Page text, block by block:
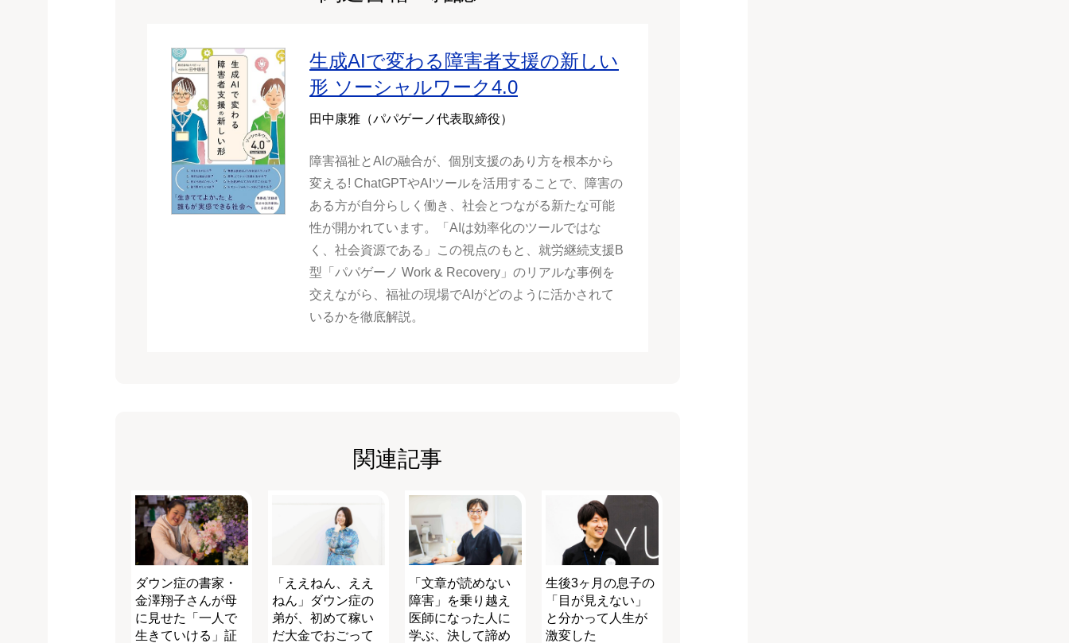
生成AIで変わる障害者支援の新しい
形 ソーシャルワーク4.0
田中康雅（パパゲーノ代表取締役）
障害福祉とAIの融合が、個別支援のあり方を根本から
変える! ChatGPTやAIツールを活用することで、障害の
ある方が自分らしく働き、社会とつながる新たな可能
性が開かれています。「AIは効率化のツールではな
く、社会資源である」この視点のもと、就労継続支援B
型「パパゲーノ Work & Recovery」のリアルな事例を
交えながら、福祉の現場でAIがどのように活かされて
いるかを徹底解説。
関連記事
ダウン症の書家・
金澤翔子さんが母
に見せた「一人で
生きていける」証
「ええねん、ええ
ねん」ダウン症の
弟が、初めて稼い
だ大金でおごって
「文章が読めない
障害」を乗り越え
医師になった人に
学ぶ、決して諦め
生後3ヶ月の息子の
「目が見えない」
と分かって人生が
激変した